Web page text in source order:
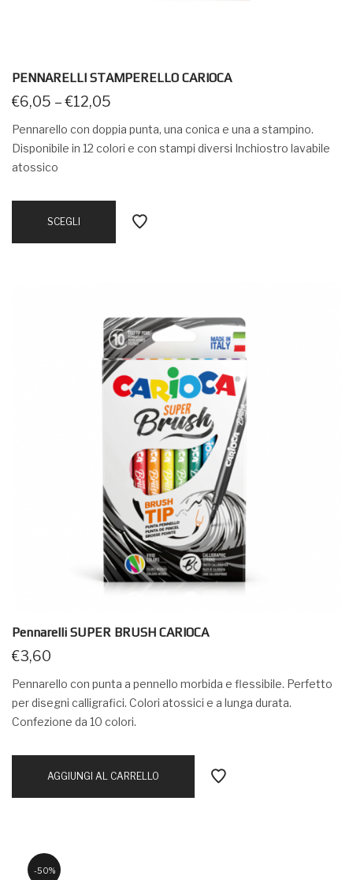
PENNARELLI STAMPERELLO CARIOCA
€6,05 –€12,05
Pennarello con doppia punta, una conica e una a stampino.
Disponibile in 12 colori e con stampi diversi Inchiostro lavabile
atossico
SCEGLI
Pennarelli SUPER BRUSH CARIOCA
€3,60
Pennarello con punta a pennello morbida e flessibile. Perfetto
per disegni calligrafici. Colori atossici e a lunga durata.
Confezione da 10 colori.
AGGIUNGI AL CARRELLO
50%